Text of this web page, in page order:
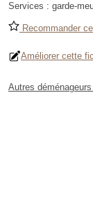
Services : garde-
Recommander
Améliorer cette
Autres